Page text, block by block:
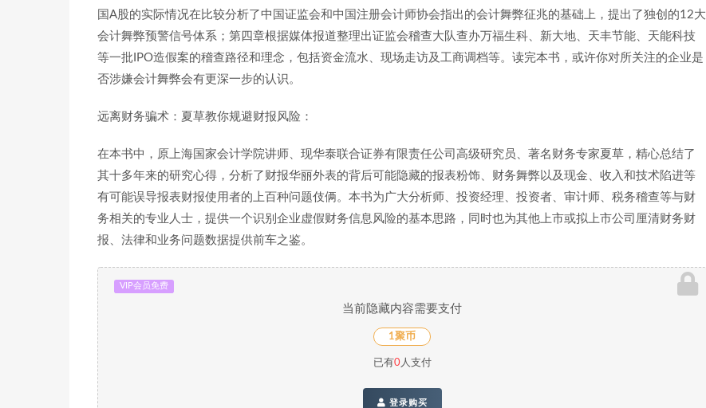
国A股的实际情况在比较分析了中国证监会和中国注册会计师协会指出的会计舞弊征兆的基础上，提出了独创的12大
会计舞弊预警信号体系；第四章根据媒体报道整理出证监会稽查大队查办万福生科、新大地、天丰节能、天能科技
等一批IPO造假案的稽查路径和理念，包括资金流水、现场走访及工商调档等。读完本书，或许你对所关注的企业是
否涉嫌会计舞弊会有更深一步的认识。
远离财务骗术：夏草教你规避财报风险：
在本书中，原上海国家会计学院讲师、现华泰联合证券有限责任公司高级研究员、著名财务专家夏草，精心总结了
其十多年来的研究心得，分析了财报华丽外表的背后可能隐藏的报表粉饰、财务舞弊以及现金、收入和技术陷进等
有可能误导报表财报使用者的上百种问题伎俩。本书为广大分析师、投资经理、投资者、审计师、税务稽查等与财
务相关的专业人士，提供一个识别企业虚假财务信息风险的基本思路，同时也为其他上市或拟上市公司厘清财务财
报、法律和业务问题数据提供前车之鉴。
VIP会员免费
当前隐藏内容需要支付
1聚币
已有0人支付
登录购买